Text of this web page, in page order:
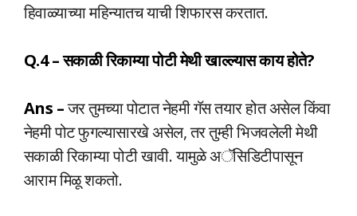
हिवाळ्याच्या महिन्यातच याची शिफारस करतात.
Q.4 – सकाळी रिकाम्या पोटी मेथी खाल्ल्यास काय होते?
Ans –जर तुमच्या पोटात नेहमी गॅस तयार होत असेल किंवा
नेहमी पोट फुगल्यासारखे असेल, तर तुम्ही भिजवलेली मेथी
सकाळी रिकाम्या पोटी खावी. यामुळे अॅसिडिटीपासून
आराम मिळू शकतो.